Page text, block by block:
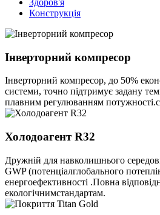
Конструкція
Інверторний компресор
Інверторний компресор, до 50%
системи, точно підтримує задану
плавним регулюванням
Холодоагент R32
Дружній для навколишнього
GWP (потенціалглобального
енергоефективності .Повна
екологічнимстандартам.